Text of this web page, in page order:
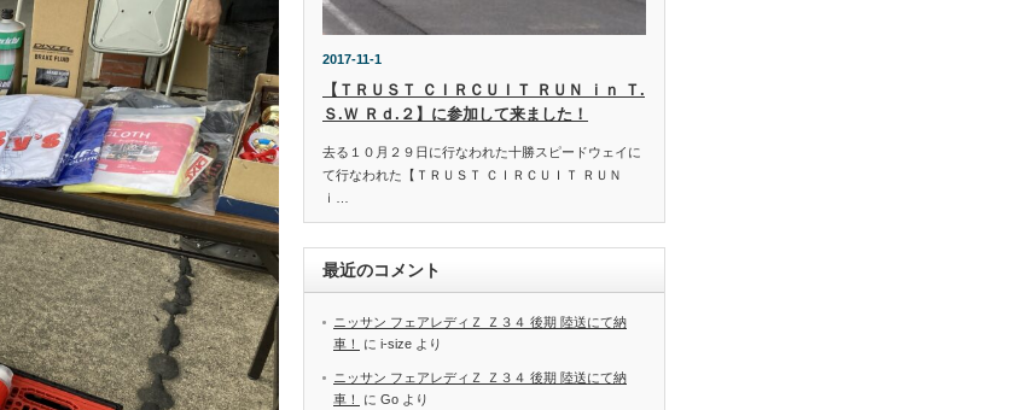
2017-11-1
【ＴＲＵＳＴ ＣＩＲＣＵＩＴ ＲＵＮ ｉｎ Ｔ.
Ｓ.Ｗ Ｒｄ.２】に参加して来ました！
去る１０月２９日に行なわれた十勝スピードウェイに
て行なわれた【ＴＲＵＳＴ ＣＩＲＣＵＩＴ ＲＵＮ
ｉ…
最近のコメント
ニッサン フェアレディＺ Ｚ３４ 後期 陸送にて納
車！
に i-size より
ニッサン フェアレディＺ Ｚ３４ 後期 陸送にて納
車！
に Go より